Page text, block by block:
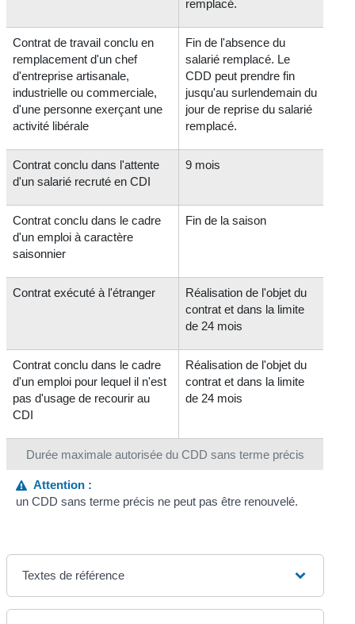
Durée maximale autorisée du CDD sans terme précis
remplacé.
Contrat de travail conclu en
remplacement d'un chef
d'entreprise artisanale,
industrielle ou commerciale,
d'une personne exerçant une
activité libérale
Fin de l'absence du
salarié remplacé. Le
CDD peut prendre fin
jusqu'au surlendemain du
jour de reprise du salarié
remplacé.
Contrat conclu dans l'attente
d'un salarié recruté en CDI
9 mois
Contrat conclu dans le cadre
d'un emploi à caractère
saisonnier
Fin de la saison
Contrat exécuté à l'étranger
Réalisation de l'objet du
contrat et dans la limite
de 24 mois
Contrat conclu dans le cadre
d'un emploi pour lequel il n'est
pas d'usage de recourir au
CDI
Réalisation de l'objet du
contrat et dans la limite
de 24 mois
Attention :
un CDD sans terme précis ne peut pas être renouvelé.
Textes de référence